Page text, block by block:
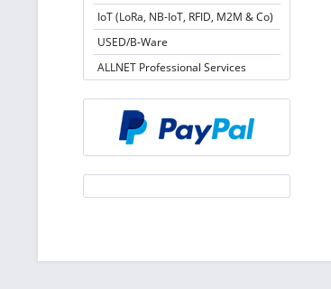
IoT (LoRa, NB-IoT, RFID, M2M & Co)
USED/B-Ware
ALLNET Professional Services